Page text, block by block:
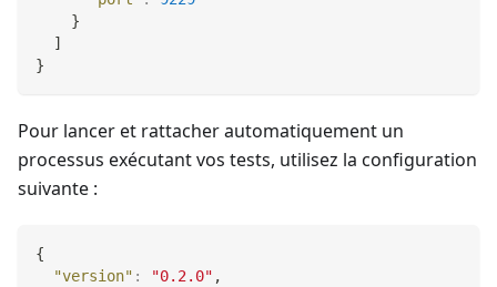
}
]
}
Pour lancer et rattacher automatiquement un
processus exécutant vos tests, utilisez la configuration
suivante :
{
"version" : "0.2.0" ,